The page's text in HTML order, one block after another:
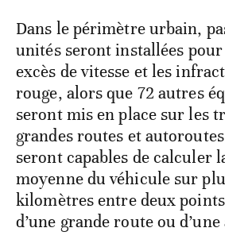
Dans le périmètre urbain,
unités seront installées
excès de vitesse et les
rouge, alors que 72 autres
seront mis en place sur les
grandes routes et
seront capables de calculer
moyenne du véhicule sur
kilomètres entre deux
d’une grande route ou